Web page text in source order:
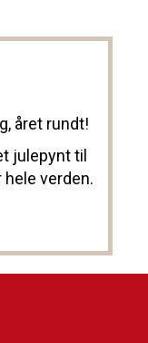
året rundt!
julepynt til
verden.